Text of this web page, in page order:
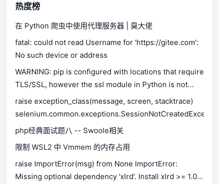
热度榜
在 Python 爬虫中使用代理服务器 | 臭大佬
fatal: could not read Username for 'https://gitee.com':
No such device or address
WARNING: pip is configured with locations that require
TLS/SSL, however the ssl module in Python is not
available.
raise exception_class(message, screen, stacktrace)
php经典面试题八 -- Swoole相关
限制 WSL2 中 Vmmem 的内存占用
raise ImportError(msg) from None ImportError:
Missing optional dependency 'xlrd'. Install xlrd >= 1.0.0